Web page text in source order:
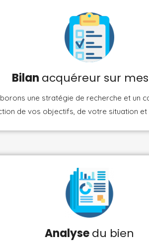
Bilan acquéreur sur
une stratégie de recherche et un
de vos objectifs, de votre situation
Analysedu bien